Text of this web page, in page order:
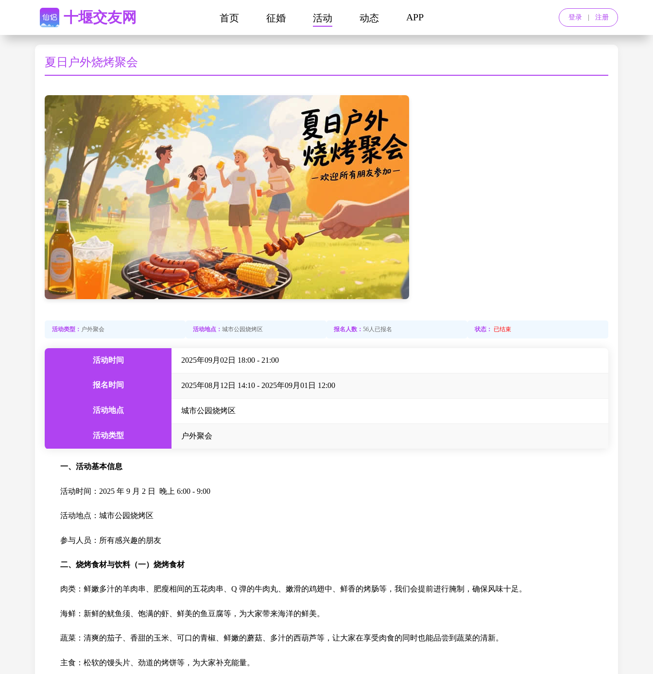
十堰交友网 首页 征婚 活动 动态 APP 登录 注册
夏日户外烧烤聚会
活动类型： 户外聚会 活动地点： 城市公园烧烤区 报名人数： 56人已报名 状态： 已结束
活动时间 2025年09月02日 18:00 - 21:00
报名时间 2025年08月12日 14:10 - 2025年09月01日 12:00
活动地点 城市公园烧烤区
活动类型 户外聚会
一、活动基本信息
活动时间： 2025 年 9 月 2 日 晚上 6:00 - 9:00
活动地点：城市公园烧烤区
参与人员：所有感兴趣的朋友
二、烧烤食材与饮料（一）烧烤食材
肉类：鲜嫩多汁的羊肉串、肥瘦相间的五花肉串、Q 弹的牛肉丸、嫩滑的鸡翅中、鲜香的烤肠等，我们会提前进行腌制，确保风味十足。
海鲜：新鲜的鱿鱼须、饱满的虾、鲜美的鱼豆腐等，为大家带来海洋的鲜美。
蔬菜：清爽的茄子、香甜的玉米、可口的青椒、鲜嫩的蘑菇、多汁的西葫芦等，让大家在享受肉食的同时也能品尝到蔬菜的清新。
主食：松软的馒头片、劲道的烤饼等，为大家补充能量。